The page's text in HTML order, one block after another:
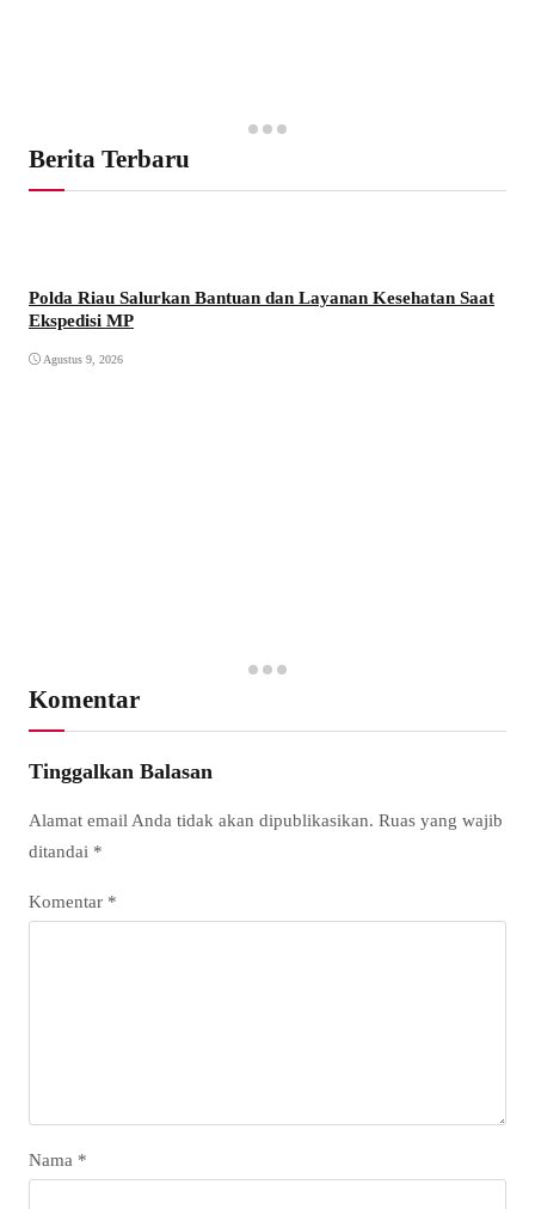
Berita Terbaru
Polda Riau Salurkan Bantuan dan Layanan Kesehatan Saat
Ekspedisi MP
Agustus 9, 2026
Komentar
Tinggalkan Balasan
Alamat email Anda tidak akan dipublikasikan. Ruas yang wajib
ditandai *
Komentar *
Nama *